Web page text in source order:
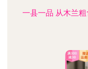
一县一品 从木兰